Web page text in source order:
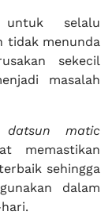
untuk selalu
tidak menunda
sekecil
masalah
datsun matic
memastikan
sehingga
dalam